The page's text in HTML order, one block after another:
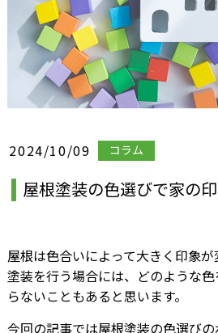
2024/10/09 コラム
屋根塗装の色選びで家の
屋根は色合いによって大きく印象
塗装を行う場合には、どのような
らないこともあると思います。
今回の記事では屋根塗装の色選び